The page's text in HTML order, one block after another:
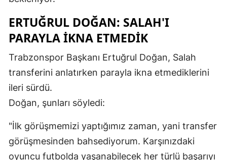
ERTUĞRUL DOĞAN: SALAH'I
PARAYLA İKNA ETMEDİK
Trabzonspor Başkanı Ertuğrul Doğan, Salah
transferini anlatırken parayla ikna etmediklerini
ileri sürdü.
Doğan, şunları söyledi:
"İlk görüşmemizi yaptığımız zaman, yani transfer
görüşmesinden bahsediyorum. Karşınızdaki
oyuncu futbolda yaşanabilecek her türlü başarıyı